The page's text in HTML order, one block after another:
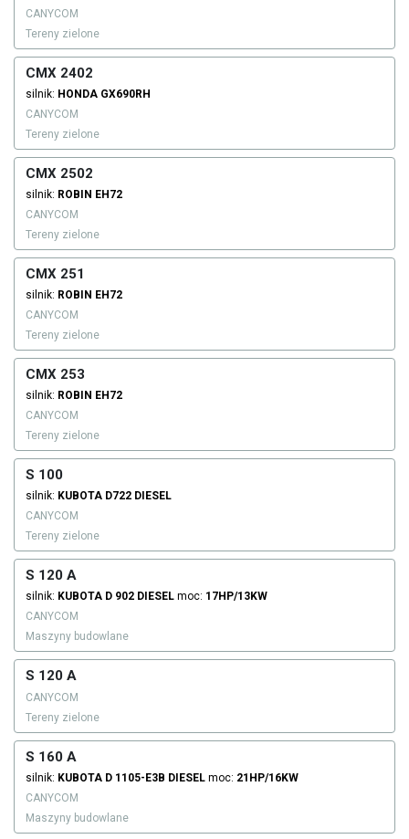
CANYCOM
Tereny zielone
CMX 2402
silnik: HONDA GX690RH
CANYCOM
Tereny zielone
CMX 2502
silnik: ROBIN EH72
CANYCOM
Tereny zielone
CMX 251
silnik: ROBIN EH72
CANYCOM
Tereny zielone
CMX 253
silnik: ROBIN EH72
CANYCOM
Tereny zielone
S 100
silnik: KUBOTA D722 DIESEL
CANYCOM
Tereny zielone
S 120 A
silnik: KUBOTA D 902 DIESEL moc: 17HP/13KW
CANYCOM
Maszyny budowlane
S 120 A
CANYCOM
Tereny zielone
S 160 A
silnik: KUBOTA D 1105-E3B DIESEL moc: 21HP/16KW
CANYCOM
Maszyny budowlane